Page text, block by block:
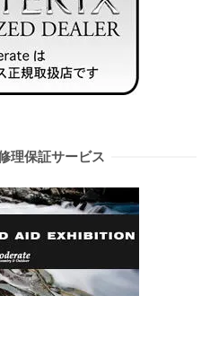
理保証サービス